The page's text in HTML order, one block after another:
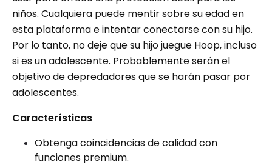
niños. Cualquiera puede mentir sobre su edad en
esta plataforma e intentar conectarse con su hijo.
Por lo tanto, no deje que su hijo juegue Hoop, incluso
si es un adolescente. Probablemente serán el
objetivo de depredadores que se harán pasar por
adolescentes.
Características
Obtenga coincidencias de calidad con
funciones premium.